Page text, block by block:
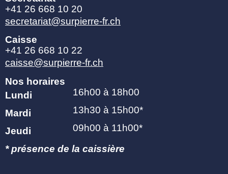
+41 26 668 10 20
secretariat@surpierre-fr.ch
Caisse
+41 26 668 10 22
caisse@surpierre-fr.ch
Nos horaires
Lundi
16h00 à 18h00
Mardi
13h30 à 15h00*
Jeudi
09h00 à 11h00*
* présence de la caissière